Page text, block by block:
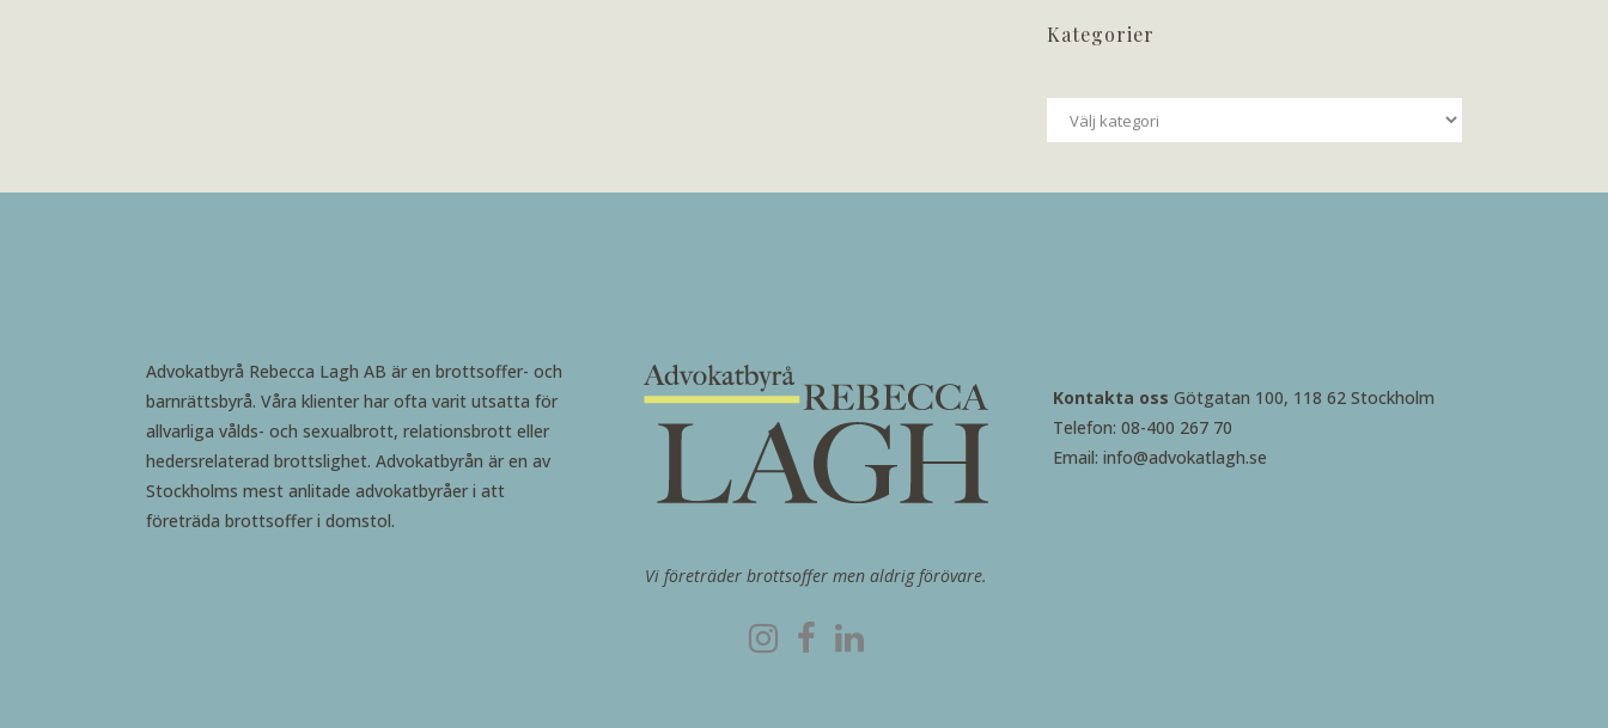
Kategorier
Kategorier
Advokatbyrå Rebecca Lagh AB är en brottsoffer- och
barnrättsbyrå. Våra klienter har ofta varit utsatta för
allvarliga vålds- och sexualbrott, relationsbrott eller
hedersrelaterad brottslighet. Advokatbyrån är en av
Stockholms mest anlitade advokatbyråer i att
företräda brottsoffer i domstol.
Vi företräder brottsoffer men aldrig förövare.
Kontakta oss Götgatan 100, 118 62 Stockholm
Telefon: 08-400 267 70
Email: info@advokatlagh.se